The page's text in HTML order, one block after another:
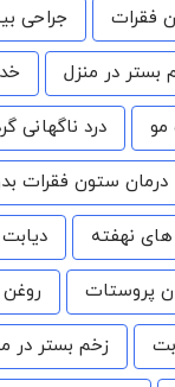
فقرات جراحی
بستر در منزل
مو درد ناگهانی
درمان ستون فقرات
های نهفته دیابت
پروستات روغن
زخم بستر در